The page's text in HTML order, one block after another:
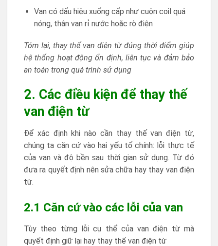
Van có dấu hiệu xuống cấp như cuộn coil quá
nóng, thân van rỉ nước hoặc rò điện
Tóm lại, thay thế van điện từ đúng thời điểm giúp
hệ thống hoạt động ổn định, liên tục và đảm bảo
an toàn trong quá trình sử dụng
2. Các điều kiện để thay thế
van điện từ
Để xác định khi nào cần thay thế van điện từ,
chúng ta căn cứ vào hai yếu tố chính: lỗi thực tế
của van và độ bền sau thời gian sử dụng. Từ đó
đưa ra quyết định nên sửa chữa hay thay van điện
từ.
2.1 Căn cứ vào các lỗi của van
Tùy theo từng lỗi cụ thể của van điện từ mà
quyết định giữ lại hay thay thế van điện từ